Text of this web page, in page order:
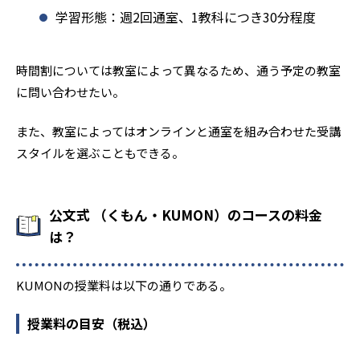
学習形態：週2回通室、1教科につき30分程度
時間割については教室によって異なるため、通う予定の教室
に問い合わせたい。
また、教室によってはオンラインと通室を組み合わせた受講
スタイルを選ぶこともできる。
公文式 （くもん・KUMON）のコースの料金
は？
KUMONの授業料は以下の通りである。
授業料の目安（税込）